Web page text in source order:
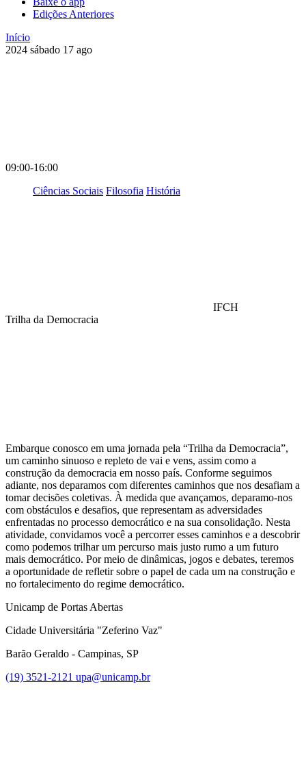
Edições Anteriores
Início
2024 sábado 17 ago
09:00-16:00
Ciências Sociais Filosofia História
IFCH
Trilha da Democracia
Embarque conosco em uma jornada pela “Trilha da Democracia”,
um caminho sinuoso e repleto de vai e vens, assim como a
construção da democracia em nosso país. Conforme seguimos
adiante, nos deparamos com diferentes caminhos que nos desafiam a
tomar decisões coletivas. À medida que avançamos, deparamo-nos
com obstáculos e desafios, que representam as adversidades
enfrentadas no processo democrático e na sua consolidação. Nesta
atividade, convidamos você a percorrer esses caminhos e a descobrir
como podemos trilhar um percurso mais justo rumo a um futuro
mais democrático. Por meio de dinâmicas, jogos e debates, teremos
a oportunidade de refletir sobre o papel de cada um na construção e
no fortalecimento do regime democrático.
Unicamp de Portas Abertas
Cidade Universitária "Zeferino Vaz"
Barão Geraldo - Campinas, SP
(19) 3521-2121 upa@unicamp.br